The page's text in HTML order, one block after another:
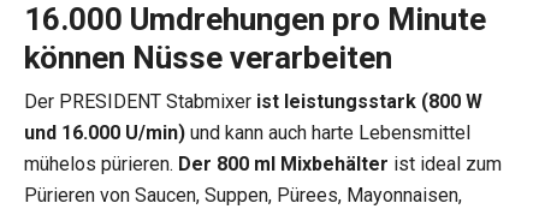
16.000 Umdrehungen pro Minute
können Nüsse verarbeiten
Der PRESIDENT Stabmixer ist leistungsstark (800 W
und 16.000 U/min) und kann auch harte Lebensmittel
mühelos pürieren. Der 800 ml Mixbehälter ist ideal zum
Pürieren von Saucen, Suppen, Pürees, Mayonnaisen,